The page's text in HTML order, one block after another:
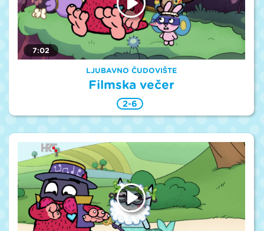
7:02
LJUBAVNO ČUDOVIŠTE
Filmska večer
2-6